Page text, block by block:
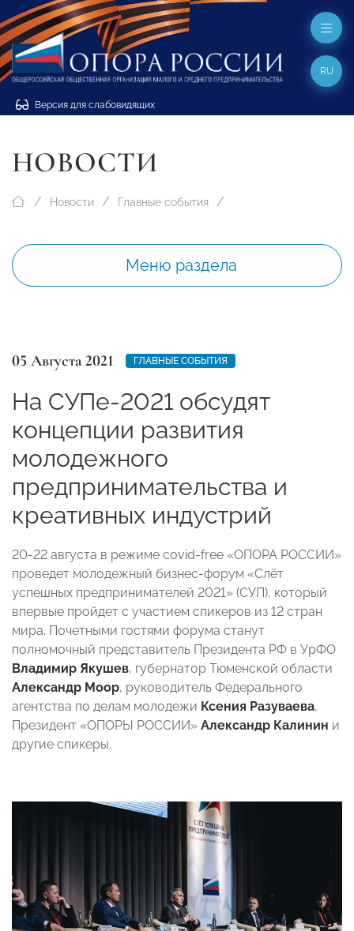
Версия для слабовидящих
RU
НОВОСТИ
Новости Главные события
Меню раздела
05 Августа 2021 ГЛАВНЫЕ СОБЫТИЯ
На СУПе-2021 обсудят
концепции развития
молодежного
предпринимательства и
креативных индустрий
20-22 августа в режиме covid-free «ОПОРА РОССИИ»
проведет молодежный бизнес-форум «Слёт
успешных предпринимателей 2021» (СУП), который
впервые пройдет с участием спикеров из 12 стран
мира. Почетными гостями форума станут
полномочный представитель Президента РФ в УрФО
Владимир Якушев, губернатор Тюменской области
Александр Моор, руководитель Федерального
агентства по делам молодежи Ксения Разуваева,
Президент «ОПОРЫ РОССИИ» Александр Калинин и
другие спикеры.